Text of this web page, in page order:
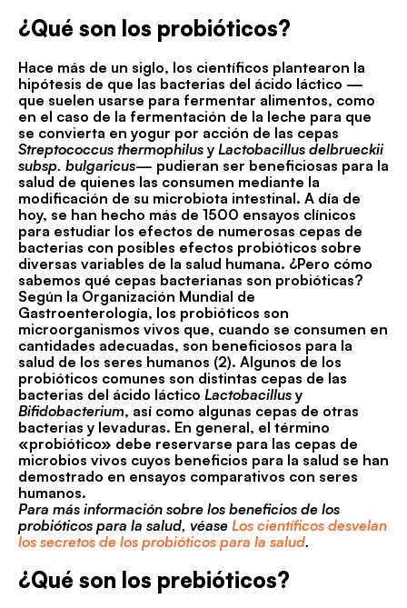
¿Qué son los probióticos?
Hace más de un siglo, los científicos plantearon la
hipótesis de que las bacterias del ácido láctico —
que suelen usarse para fermentar alimentos, como
en el caso de la fermentación de la leche para que
se convierta en yogur por acción de las cepas
Streptococcus thermophilus y Lactobacillus delbrueckii
subsp. bulgaricus— pudieran ser beneficiosas para la
salud de quienes las consumen mediante la
modificación de su microbiota intestinal. A día de
hoy, se han hecho más de 1500 ensayos clínicos
para estudiar los efectos de numerosas cepas de
bacterias con posibles efectos probióticos sobre
diversas variables de la salud humana. ¿Pero cómo
sabemos qué cepas bacterianas son probióticas?
Según la Organización Mundial de
Gastroenterología, los probióticos son
microorganismos vivos que, cuando se consumen en
cantidades adecuadas, son beneficiosos para la
salud de los seres humanos (2). Algunos de los
probióticos comunes son distintas cepas de las
bacterias del ácido láctico Lactobacillus y
Bifidobacterium, así como algunas cepas de otras
bacterias y levaduras. En general, el término
«probiótico» debe reservarse para las cepas de
microbios vivos cuyos beneficios para la salud se han
demostrado en ensayos comparativos con seres
humanos.
Para más información sobre los beneficios de los
probióticos para la salud, véase Los científicos desvelan
los secretos de los probióticos para la salud.
¿Qué son los prebióticos?